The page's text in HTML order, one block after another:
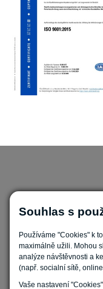
Souhlas s
Používáme "Cookies" k
maximálně užili. Mohou
analýze návštěvnosti a
(např. socialní sítě, online
Vaše nastavení